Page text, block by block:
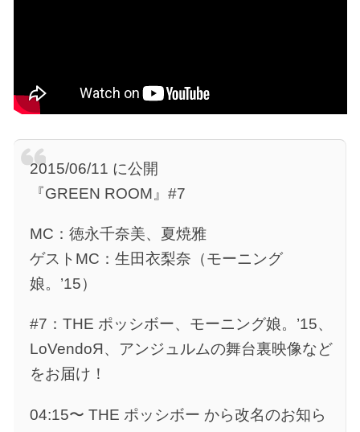
2015/06/11 に公開
『GREEN ROOM』#7
MC：徳永千奈美、夏焼雅
ゲストMC：生田衣梨奈（モーニング
娘。’15）
#7：THE ポッシボー、モーニング娘。’15、
LoVendoЯ、アンジュルムの舞台裏映像など
をお届け！
04:15〜 THE ポッシボー から改名のお知ら